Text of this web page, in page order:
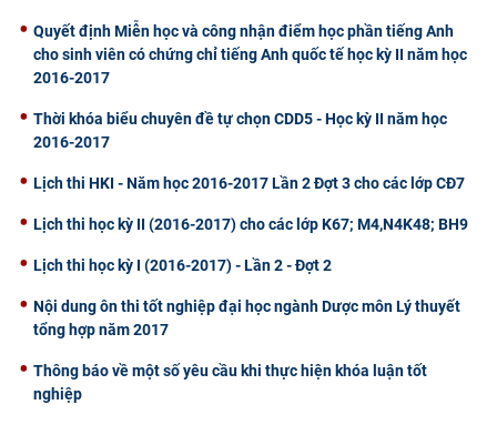
Quyết định Miễn học và công nhận điểm học phần tiếng Anh
cho sinh viên có chứng chỉ tiếng Anh quốc tế học kỳ II năm học
2016-2017
Thời khóa biểu chuyên đề tự chọn CDD5 - Học kỳ II năm học
2016-2017
Lịch thi HKI - Năm học 2016-2017 Lần 2 Đợt 3 cho các lớp CĐ7
Lịch thi học kỳ II (2016-2017) cho các lớp K67; M4,N4K48; BH9
Lịch thi học kỳ I (2016-2017) - Lần 2 - Đợt 2
Nội dung ôn thi tốt nghiệp đại học ngành Dược môn Lý thuyết
tổng hợp năm 2017
Thông báo về một số yêu cầu khi thực hiện khóa luận tốt
nghiệp